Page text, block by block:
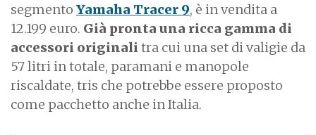
segmento Yamaha Tracer 9, è in vendita a
12.199 euro. Già pronta una ricca gamma di
accessori originali tra cui una set di valigie da
57 litri in totale, paramani e manopole
riscaldate, tris che potrebbe essere proposto
come pacchetto anche in Italia.